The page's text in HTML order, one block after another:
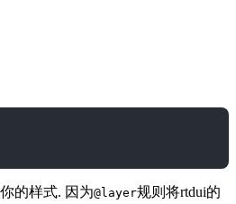
的样式. 因为@layer规则将rtdui的